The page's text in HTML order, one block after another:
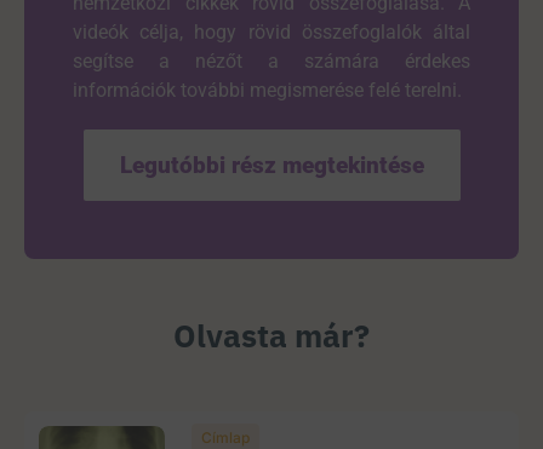
videók célja, hogy rövid összefoglalók által
segítse a nézőt a számára érdekes
információk további megismerése felé terelni.
Legutóbbi rész megtekintése
Olvasta már?
Címlap